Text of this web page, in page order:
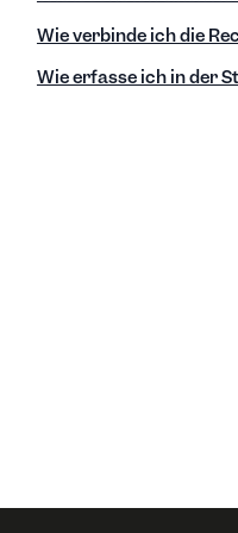
Wie verbinde ich die
Wie erfasse ich in der